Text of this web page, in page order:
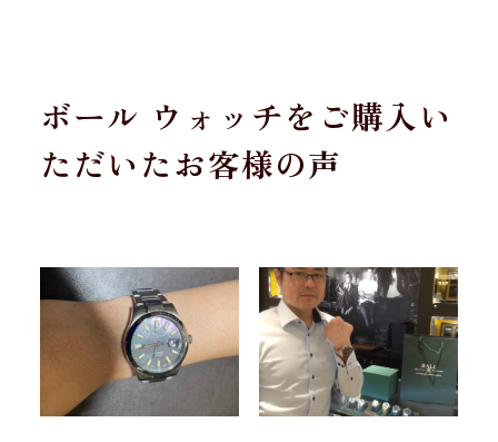
ボール ウォッチをご購入い
ただいたお客様の声